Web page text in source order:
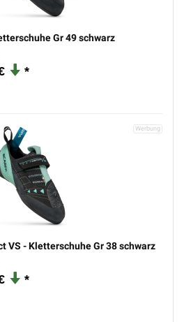
Gr 49 schwarz
VS - Kletterschuhe Gr 38 schwarz